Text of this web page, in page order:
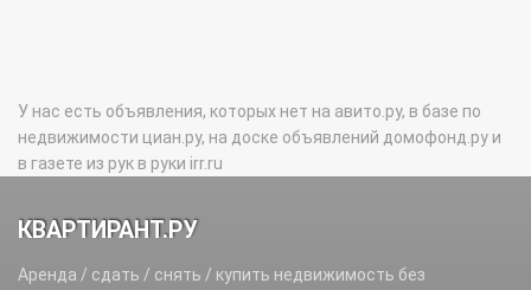
У нас есть объявления, которых нет на авито.ру, в базе по
недвижимости циан.ру, на доске объявлений домофонд.ру и
в газете из рук в руки irr.ru
КВАРТИРАНТ.РУ
Аренда / сдать / снять / купить недвижимость без